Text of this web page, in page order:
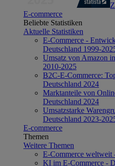
E-commerce
Beliebte Statistiken
Aktuelle Statistiken
E-Commerce -
Deutschland 1999-
Umsatz von Amazon
2010-2025
B2C-E-Commerce:
Deutschland 2024
Marktanteile von
Deutschland 2024
Umsatzstarke
Deutschland 2023-
E-commerce
Themen
Weitere Themen
E-Commerce weltweit
KI im E-Commerce -